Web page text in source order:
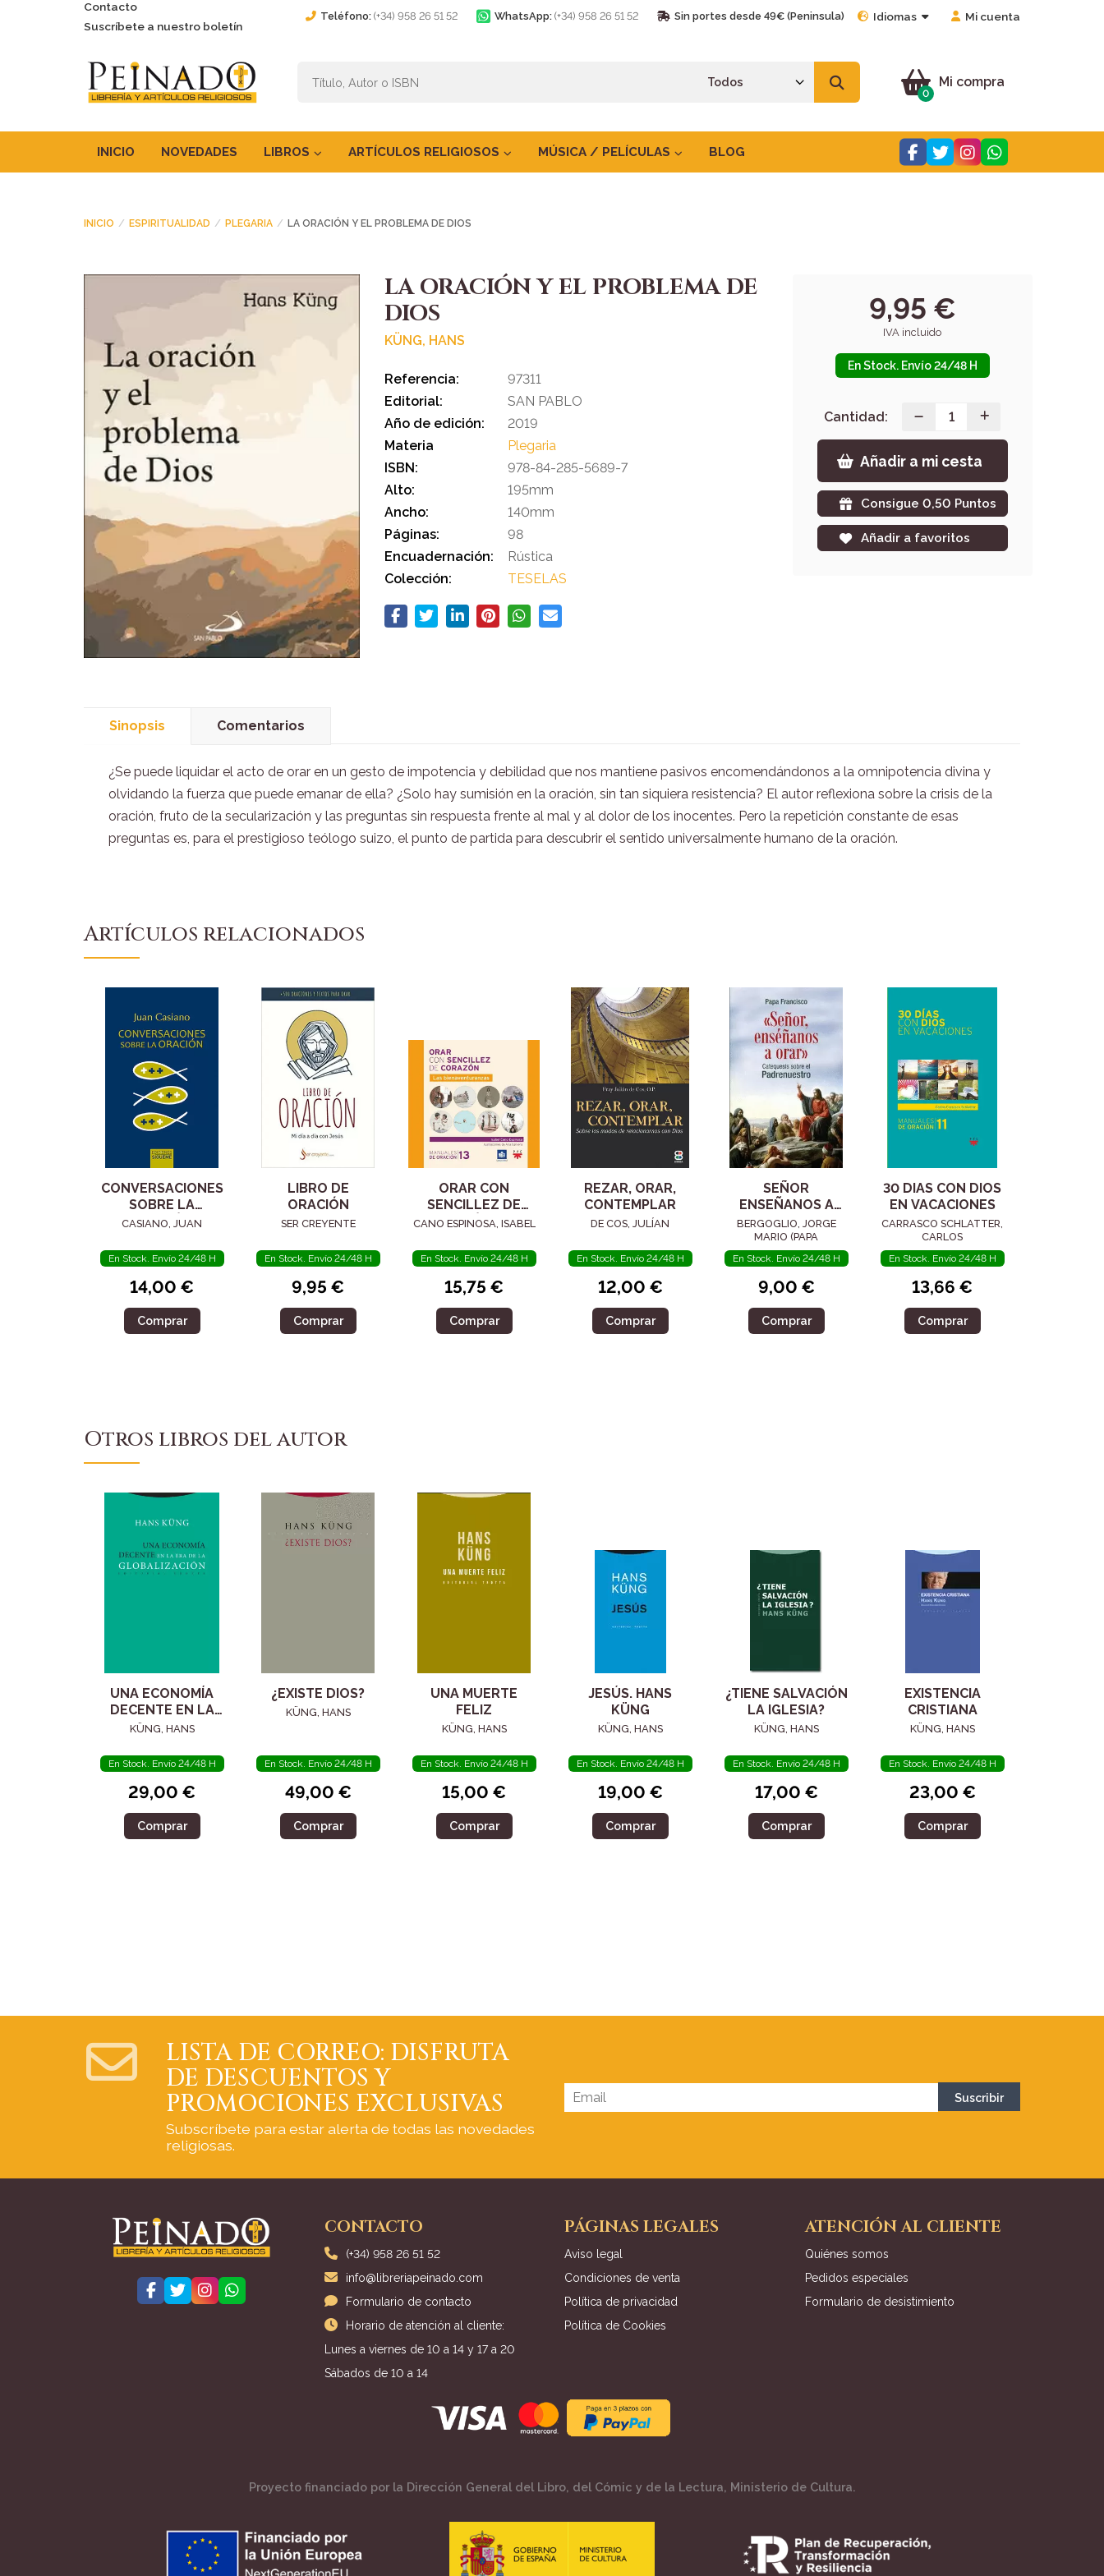
Contacto
Suscríbete a nuestro boletín
Teléfono: (+34) 958 26 51 52 WhatsApp: (+34) 958 26 51 52 Sin portes desde 49€ (Peninsula) Idiomas Mi cuenta
Mi compra
0
INICIO NOVEDADES LIBROS ARTÍCULOS RELIGIOSOS MÚSICA / PELÍCULAS BLOG
INICIO ESPIRITUALIDAD PLEGARIA LA ORACIÓN Y EL PROBLEMA DE DIOS
LA ORACIÓN Y EL PROBLEMA DE
DIOS
KÜNG, HANS
Referencia:
97311
Editorial:
SAN PABLO
Año de edición:
2019
Materia
Plegaria
ISBN:
978-84-285-5689-7
Alto:
195mm
Ancho:
140mm
Páginas:
98
Encuadernación:
Rústica
Colección:
TESELAS
9,95 €
IVA incluido
En Stock. Envío 24/48 H
Cantidad:
Añadir a mi cesta
Consigue 0,50 Puntos
Añadir a favoritos
Sinopsis Comentarios
¿Se puede liquidar el acto de orar en un gesto de impotencia y debilidad que nos mantiene pasivos encomendándonos a la omnipotencia divina y
olvidando la fuerza que puede emanar de ella? ¿Solo hay sumisión en la oración, sin tan siquiera resistencia? El autor reflexiona sobre la crisis de la
oración, fruto de la secularización y las preguntas sin respuesta frente al mal y al dolor de los inocentes. Pero la repetición constante de esas
preguntas es, para el prestigioso teólogo suizo, el punto de partida para descubrir el sentido universalmente humano de la oración.
Artículos relacionados
CONVERSACIONES
SOBRE LA
ORACIÓN
CASIANO, JUAN
En Stock. Envío 24/48 H
14,00 €
Comprar
LIBRO DE
ORACIÓN
SER CREYENTE
En Stock. Envío 24/48 H
9,95 €
Comprar
ORAR CON
SENCILLEZ DE
CORAZÓN. LAS
CANO ESPINOSA, ISABEL
En Stock. Envío 24/48 H
15,75 €
Comprar
REZAR, ORAR,
CONTEMPLAR
DE COS, JULÍAN
En Stock. Envío 24/48 H
12,00 €
Comprar
SEÑOR
ENSEÑANOS A
ORAR.
CATEQUESIS
SOBRE EL
PADRENUESTRO
BERGOGLIO, JORGE
MARIO (PAPA
FRANCISCO)
En Stock. Envío 24/48 H
9,00 €
Comprar
30 DIAS CON DIOS
EN VACACIONES
CARRASCO SCHLATTER,
CARLOS
En Stock. Envío 24/48 H
13,66 €
Comprar
Otros libros del autor
UNA ECONOMÍA
DECENTE EN LA
ERA DE LA
KÜNG, HANS
En Stock. Envío 24/48 H
29,00 €
Comprar
¿EXISTE DIOS?
KÜNG, HANS
En Stock. Envío 24/48 H
49,00 €
Comprar
UNA MUERTE
FELIZ
KÜNG, HANS
En Stock. Envío 24/48 H
15,00 €
Comprar
JESÚS. HANS
KÜNG
KÜNG, HANS
En Stock. Envío 24/48 H
19,00 €
Comprar
¿TIENE SALVACIÓN
LA IGLESIA?
KÜNG, HANS
En Stock. Envío 24/48 H
17,00 €
Comprar
EXISTENCIA
CRISTIANA
KÜNG, HANS
En Stock. Envío 24/48 H
23,00 €
Comprar
LISTA DE CORREO: DISFRUTA
DE DESCUENTOS Y
PROMOCIONES EXCLUSIVAS
Subscríbete para estar alerta de todas las novedades
religiosas.
CONTACTO
(+34) 958 26 51 52
info@libreriapeinado.com
Formulario de contacto
Horario de atención al cliente:
Lunes a viernes de 10 a 14 y 17 a 20
Sábados de 10 a 14
PÁGINAS LEGALES
Aviso legal
Condiciones de venta
Política de privacidad
Política de Cookies
ATENCIÓN AL CLIENTE
Quiénes somos
Pedidos especiales
Formulario de desistimiento
Proyecto financiado por la Dirección General del Libro, del Cómic y de la Lectura, Ministerio de Cultura.